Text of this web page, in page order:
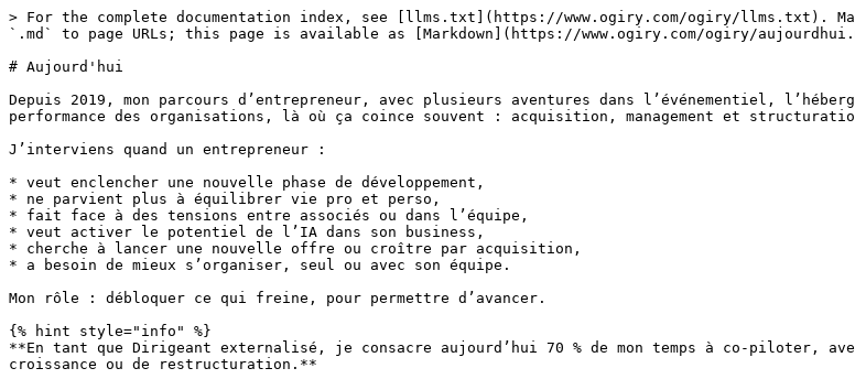
> For the complete documentation index, see [llms.txt](https://www.ogiry.com/ogiry/llms.txt).
`.md` to page URLs; this page is available as [Markdown](https://www.ogiry.com/ogiry/
# Aujourd'hui
Depuis 2019, mon parcours d’entrepreneur, avec plusieurs aventures dans l’événementiel,
performance des organisations, là où ça coince souvent : acquisition, management et
J’interviens quand un entrepreneur :
* veut enclencher une nouvelle phase de développement,
* ne parvient plus à équilibrer vie pro et perso,
* fait face à des tensions entre associés ou dans l’équipe,
* veut activer le potentiel de l’IA dans son business,
* cherche à lancer une nouvelle offre ou croître par acquisition,
* a besoin de mieux s’organiser, seul ou avec son équipe.
Mon rôle : débloquer ce qui freine, pour permettre d’avancer.
{% hint style="info" %}
**En tant que Dirigeant externalisé, je consacre aujourd’hui 70 % de mon temps à co-piloter,
croissance ou de restructuration.**